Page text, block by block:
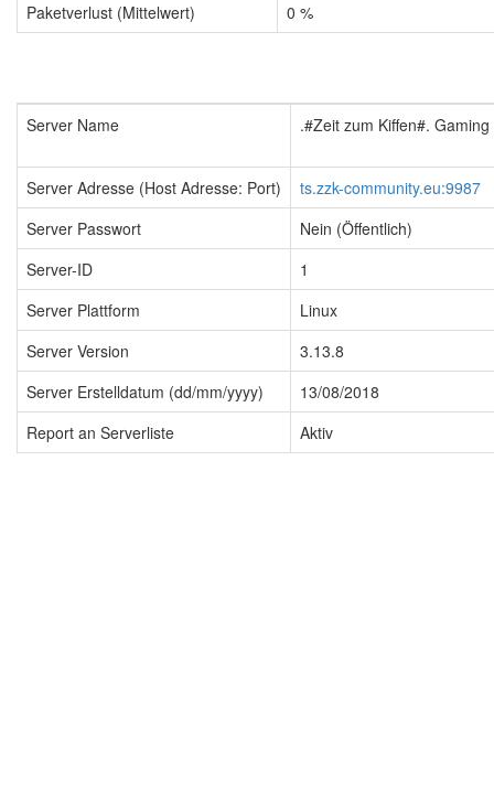
Paketverlust (Mittelwert)
0 %
Server Name .#Zeit zum Kiffen#.
Server Adresse (Host Adresse: Port)
ts.zzk-community.eu:9987
Server Passwort
Nein (Öffentlich)
Server-ID
1
Server Plattform
Linux
Server Version
3.13.8
Server Erstelldatum (dd/mm/yyyy)
13/08/2018
Report an Serverliste
Aktiv